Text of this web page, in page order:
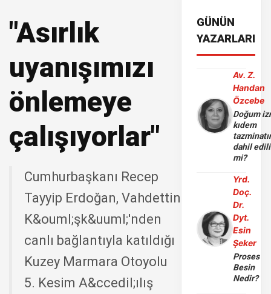
"Asırlık
uyanışımızı
önlemeye
çalışıyorlar"
Cumhurbaşkanı Recep
Tayyip Erdoğan, Vahdettin
K&ouml;şk&uuml;'nden
canlı bağlantıyla katıldığı
Kuzey Marmara Otoyolu
5. Kesim A&ccedil;ılış
GÜNÜN
YAZARLARI
Av. Z.
Handan
Özcebe
Doğum
kıdem
dahil
mi?
Yrd.
Doç.
Dr.
Dyt.
Esin
Şeker
Proses
Besin
Nedir?